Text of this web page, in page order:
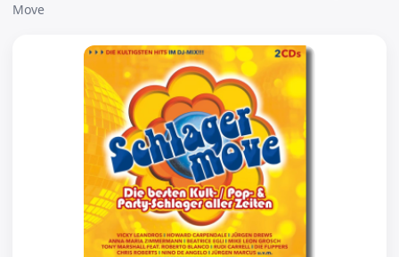
Move